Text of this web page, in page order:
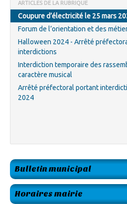
ARTICLES DE LA RUBRIQUE
Coupure d’électricité le 25 mars
Forum de l’orientation et des
Halloween 2024 - Arrêté
interdictions
Interdiction temporaire des
caractère musical
Arrêté préfectoral portant
2024
Bulletin municipal
Horaires mairie